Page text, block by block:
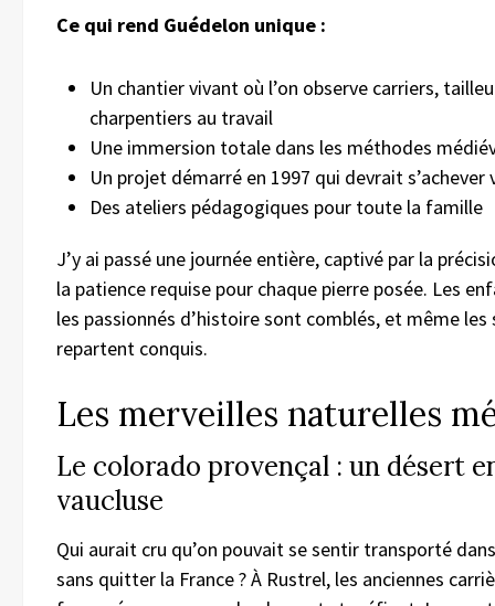
Ce qui rend Guédelon unique :
Un chantier vivant où l’on observe carriers,
charpentiers au travail
Une immersion totale dans les méthodes
Un projet démarré en 1997 qui devrait s’achever
Des ateliers pédagogiques pour toute la famille
J’y ai passé une journée entière, captivé par la
la patience requise pour chaque pierre posée. Les
les passionnés d’histoire sont comblés, et même les
repartent conquis.
Les merveilles naturelles
Le colorado provençal : un désert
vaucluse
Qui aurait cru qu’on pouvait se sentir transporté
sans quitter la France ? À Rustrel, les anciennes